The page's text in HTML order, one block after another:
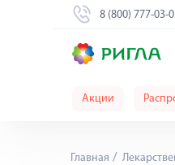
8 (800) 777-03-
Акции
Главная